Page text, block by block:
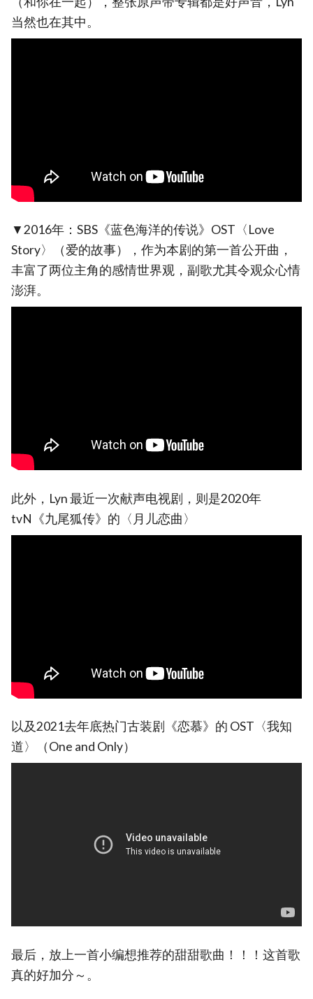
当然也在其中。
▼2016年：SBS《蓝色海洋的传说》OST〈Love
Story〉（爱的故事），作为本剧的第一首公开曲，
丰富了两位主角的感情世界观，副歌尤其令观众心情
澎湃。
此外，Lyn 最近一次献声电视剧，则是2020年
tvN《九尾狐传》的〈月儿恋曲〉
以及2021去年底热门古装剧《恋慕》的 OST〈我知
道〉（One and Only）
最后，放上一首小编想推荐的甜甜歌曲！！！这首歌
真的好加分～。